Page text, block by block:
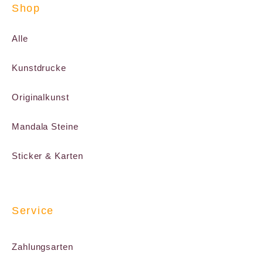
Shop
Alle
Kunstdrucke
Originalkunst
Mandala Steine
Sticker & Karten
Service
Zahlungsarten